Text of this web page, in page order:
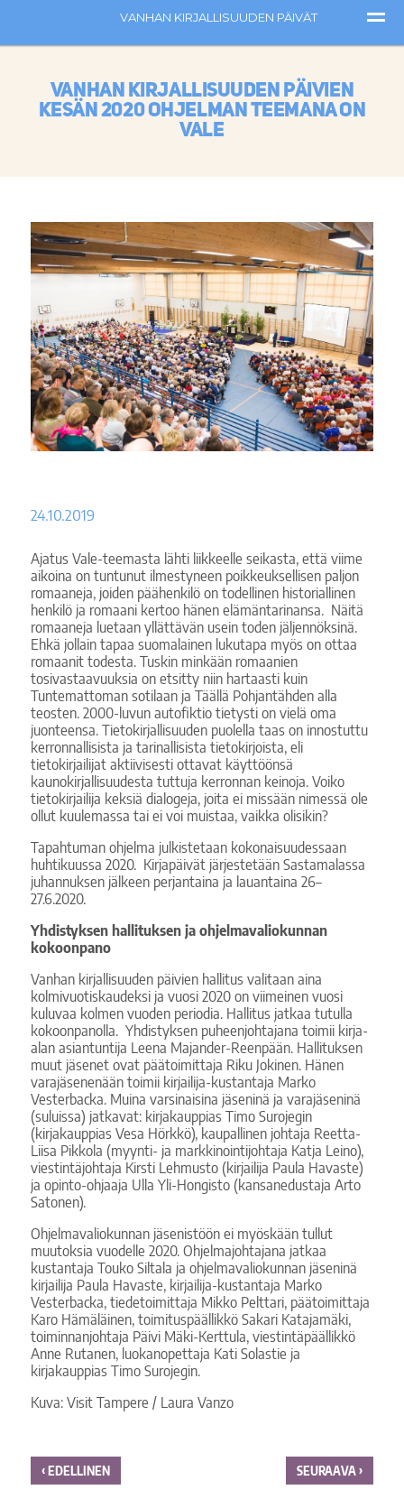
Vanhan kirjallisuuden päivien
kesän 2020 ohjelman teemana on
Vale
24.10.2019
Ajatus Vale-teemasta lähti liikkeelle seikasta, että viime
aikoina on tuntunut ilmestyneen poikkeuksellisen paljon
romaaneja, joiden päähenkilö on todellinen historiallinen
henkilö ja romaani kertoo hänen elämäntarinansa. Näitä
romaaneja luetaan yllättävän usein toden jäljennöksinä.
Ehkä jollain tapaa suomalainen lukutapa myös on ottaa
romaanit todesta. Tuskin minkään romaanien
tosivastaavuuksia on etsitty niin hartaasti kuin
Tuntemattoman sotilaan ja Täällä Pohjantähden alla
teosten. 2000-luvun autofiktio tietysti on vielä oma
juonteensa. Tietokirjallisuuden puolella taas on innostuttu
kerronnallisista ja tarinallisista tietokirjoista, eli
tietokirjailijat aktiivisesti ottavat käyttöönsä
kaunokirjallisuudesta tuttuja kerronnan keinoja. Voiko
tietokirjailija keksiä dialogeja, joita ei missään nimessä ole
ollut kuulemassa tai ei voi muistaa, vaikka olisikin?
Tapahtuman ohjelma julkistetaan kokonaisuudessaan
huhtikuussa 2020. Kirjapäivät järjestetään Sastamalassa
juhannuksen jälkeen perjantaina ja lauantaina 26–
27.6.2020.
Yhdistyksen hallituksen ja ohjelmavaliokunnan
kokoonpano
Vanhan kirjallisuuden päivien hallitus valitaan aina
kolmivuotiskaudeksi ja vuosi 2020 on viimeinen vuosi
kuluvaa kolmen vuoden periodia. Hallitus jatkaa tutulla
kokoonpanolla. Yhdistyksen puheenjohtajana toimii kirja-
alan asiantuntija Leena Majander-Reenpään. Hallituksen
muut jäsenet ovat päätoimittaja Riku Jokinen. Hänen
varajäsenenään toimii kirjailija-kustantaja Marko
Vesterbacka. Muina varsinaisina jäseninä ja varajäseninä
(suluissa) jatkavat: kirjakauppias Timo Surojegin
(kirjakauppias Vesa Hörkkö), kaupallinen johtaja Reetta-
Liisa Pikkola (myynti- ja markkinointijohtaja Katja Leino),
viestintäjohtaja Kirsti Lehmusto (kirjailija Paula Havaste)
ja opinto-ohjaaja Ulla Yli-Hongisto (kansanedustaja Arto
Satonen).
Ohjelmavaliokunnan jäsenistöön ei myöskään tullut
muutoksia vuodelle 2020. Ohjelmajohtajana jatkaa
kustantaja Touko Siltala ja ohjelmavaliokunnan jäseninä
kirjailija Paula Havaste, kirjailija-kustantaja Marko
Vesterbacka, tiedetoimittaja Mikko Pelttari, päätoimittaja
Karo Hämäläinen, toimituspäällikkö Sakari Katajamäki,
toiminnanjohtaja Päivi Mäki-Kerttula, viestintäpäällikkö
Anne Rutanen, luokanopettaja Kati Solastie ja
kirjakauppias Timo Surojegin.
Kuva: Visit Tampere / Laura Vanzo
‹EDELLINEN SEURAAVA›